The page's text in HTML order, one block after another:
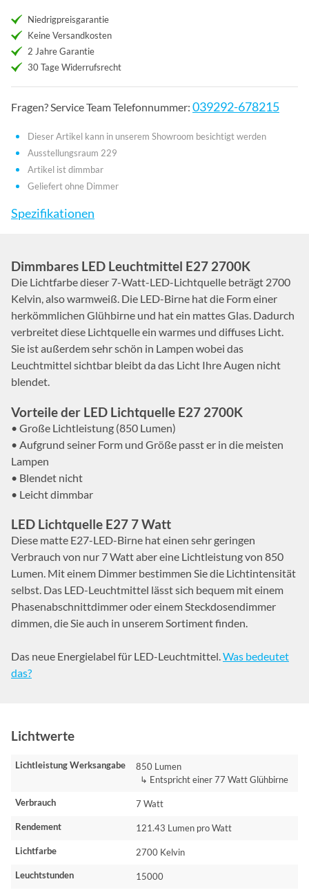
Niedrigpreisgarantie
Keine Versandkosten
2 Jahre Garantie
30 Tage Widerrufsrecht
Fragen? Service Team Telefonnummer: 039292-678215
Dieser Artikel kann in unserem Showroom besichtigt werden
Ausstellungsraum 229
Artikel ist dimmbar
Geliefert ohne Dimmer
Spezifikationen
Dimmbares LED Leuchtmittel E27 2700K
Die Lichtfarbe dieser 7-Watt-LED-Lichtquelle beträgt 2700
Kelvin, also warmweiß. Die LED-Birne hat die Form einer
herkömmlichen Glühbirne und hat ein mattes Glas. Dadurch
verbreitet diese Lichtquelle ein warmes und diffuses Licht.
Sie ist außerdem sehr schön in Lampen wobei das
Leuchtmittel sichtbar bleibt da das Licht Ihre Augen nicht
blendet.
Vorteile der LED Lichtquelle E27 2700K
• Große Lichtleistung (850 Lumen)
• Aufgrund seiner Form und Größe passt er in die meisten
Lampen
• Blendet nicht
• Leicht dimmbar
LED Lichtquelle E27 7 Watt
Diese matte E27-LED-Birne hat einen sehr geringen
Verbrauch von nur 7 Watt aber eine Lichtleistung von 850
Lumen. Mit einem Dimmer bestimmen Sie die Lichtintensität
selbst. Das LED-Leuchtmittel lässt sich bequem mit einem
Phasenabschnittdimmer oder einem Steckdosendimmer
dimmen, die Sie auch in unserem Sortiment finden.
Das neue Energielabel für LED-Leuchtmittel.Was bedeutet
das?
Lichtwerte
Lichtleistung Werksangabe
850 Lumen
↳ Entspricht einer 77 Watt Glühbirne
Verbrauch 7 Watt
Rendement 121.43 Lumen pro Watt
Lichtfarbe 2700 Kelvin
Leuchtstunden 15000